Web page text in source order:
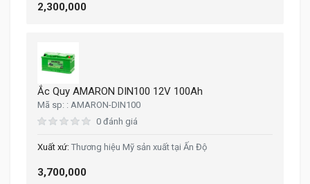
2,300,000
Ắc Quy AMARON DIN100 12V 100Ah
AMARON-DIN100
0 đánh giá
Thương hiệu Mỹ sản xuất tại Ấn Độ
3,700,000